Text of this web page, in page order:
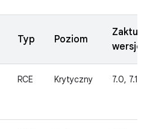
Typ Poziom
wersje
RCE Krytyczny 7.0,